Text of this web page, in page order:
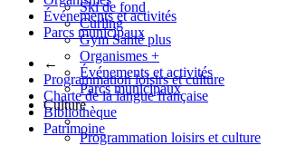
Événements et activités
Parcs municipaux
←
Programmation loisirs et culture
Charte de la langue française
Bibliothèque
Patrimoine
Ski de fond
Curling
Gym Santé plus
Organismes +
Événements et activités
Parcs municipaux
Culture
Programmation loisirs et culture